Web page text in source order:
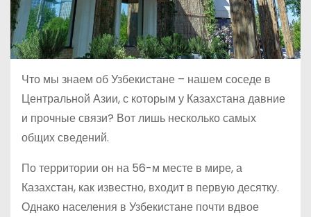
Что мы знаем об Узбекистане – нашем соседе в
Центральной Азии, с которым у Казахстана давние
и прочные связи? Вот лишь несколько самых
общих сведений.
По территории он на 56-м месте в мире, а
Казахстан, как известно, входит в первую десятку.
Однако населения в Узбекистане почти вдвое